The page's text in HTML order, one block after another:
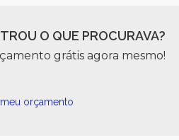
O QUE PROCURAVA?
grátis agora mesmo!
orçamento